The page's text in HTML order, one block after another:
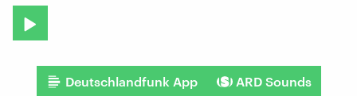
Deutschlandfunk App ARD Sounds